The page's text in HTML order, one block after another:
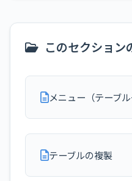
このセクション
メニュー（テーブ
テーブルの複製